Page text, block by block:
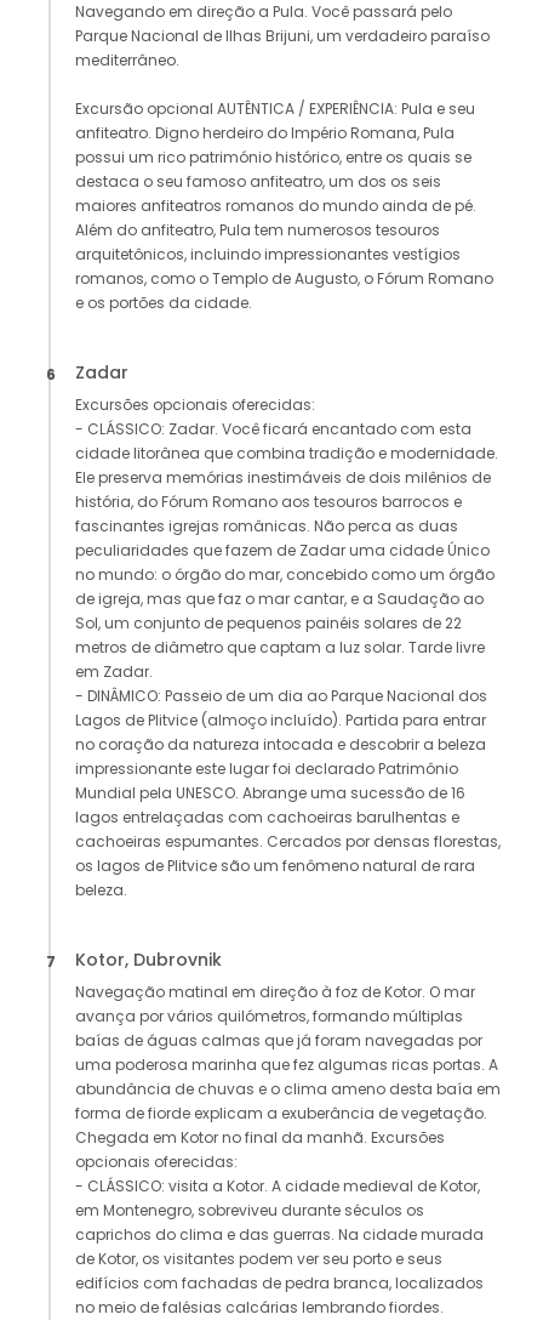
Navegando em direção a Pula. Você passará pelo
Parque Nacional de Ilhas Brijuni, um verdadeiro paraíso
mediterrâneo.
Excursão opcional AUTÊNTICA / EXPERIÊNCIA: Pula e seu
anfiteatro. Digno herdeiro do Império Romana, Pula
possui um rico património histórico, entre os quais se
destaca o seu famoso anfiteatro, um dos os seis
maiores anfiteatros romanos do mundo ainda de pé.
Além do anfiteatro, Pula tem numerosos tesouros
arquitetônicos, incluindo impressionantes vestígios
romanos, como o Templo de Augusto, o Fórum Romano
e os portões da cidade.
6 Zadar
Excursões opcionais oferecidas:
- CLÁSSICO: Zadar. Você ficará encantado com esta
cidade litorânea que combina tradição e modernidade.
Ele preserva memórias inestimáveis ​​de dois milênios de
história, do Fórum Romano aos tesouros barrocos e
fascinantes igrejas românicas. Não perca as duas
peculiaridades que fazem de Zadar uma cidade Único
no mundo: o órgão do mar, concebido como um órgão
de igreja, mas que faz o mar cantar, e a Saudação ao
Sol, um conjunto de pequenos painéis solares de 22
metros de diâmetro que captam a luz solar. Tarde livre
em Zadar.
- DINÂMICO: Passeio de um dia ao Parque Nacional dos
Lagos de Plitvice (almoço incluído). Partida para entrar
no coração da natureza intocada e descobrir a beleza
impressionante este lugar foi declarado Patrimônio
Mundial pela UNESCO. Abrange uma sucessão de 16
lagos entrelaçadas com cachoeiras barulhentas e
cachoeiras espumantes. Cercados por densas florestas,
os lagos de Plitvice são um fenômeno natural de rara
beleza.
7 Kotor, Dubrovnik
Navegação matinal em direção à foz de Kotor. O mar
avança por vários quilómetros, formando múltiplas
baías de águas calmas que já foram navegadas por
uma poderosa marinha que fez algumas ricas portas. A
abundância de chuvas e o clima ameno desta baía em
forma de fiorde explicam a exuberância de vegetação.
Chegada em Kotor no final da manhã. Excursões
opcionais oferecidas:
- CLÁSSICO: visita a Kotor. A cidade medieval de Kotor,
em Montenegro, sobreviveu durante séculos os
caprichos do clima e das guerras. Na cidade murada
de Kotor, os visitantes podem ver seu porto e seus
edifícios com fachadas de pedra branca, localizados
no meio de falésias calcárias lembrando fiordes.